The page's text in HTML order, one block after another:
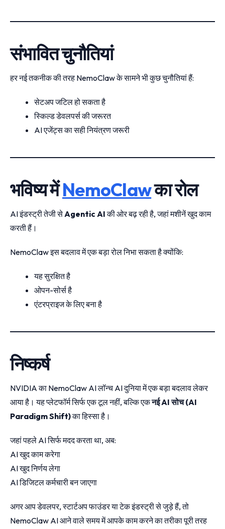
संभावित चुनौतियां
हर नई तकनीक की तरह NemoClaw के सामने भी कुछ चुनौतियां हैं:
सेटअप जटिल हो सकता है
स्किल्ड डेवलपर्स की जरूरत
AI एजेंट्स का सही नियंत्रण जरूरी
भविष्य मेंNemoClawका रोल
AI इंडस्ट्री तेजी सेAgentic AIकी ओर बढ़ रही है, जहां मशीनें खुद काम
करती हैं।
NemoClaw इस बदलाव में एक बड़ा रोल निभा सकता है क्योंकि:
यह सुरक्षित है
ओपन-सोर्स है
एंटरप्राइज के लिए बना है
निष्कर्ष
NVIDIA का NemoClaw AI लॉन्च AI दुनिया में एक बड़ा बदलाव लेकर
आया है। यह प्लेटफॉर्म सिर्फ एक टूल नहीं, बल्कि एकनई AI सोच (AI
Paradigm Shift)का हिस्सा है।
जहां पहले AI सिर्फ मदद करता था, अब:
AI खुद काम करेगा
AI खुद निर्णय लेगा
AI डिजिटल कर्मचारी बन जाएगा
अगर आप डेवलपर, स्टार्टअप फाउंडर या टेक इंडस्ट्री से जुड़े हैं, तो
NemoClaw AI आने वाले समय में आपके काम करने का तरीका पूरी तरह